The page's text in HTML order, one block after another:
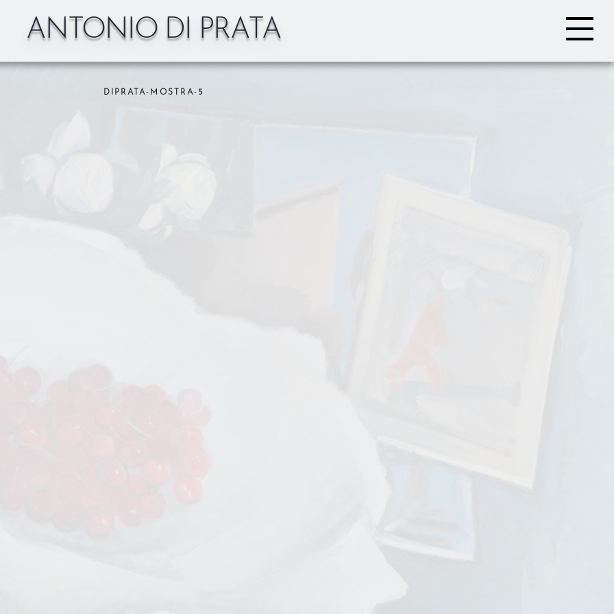
ANTONIO DI PRATA
DIPRATA-MOSTRA-5